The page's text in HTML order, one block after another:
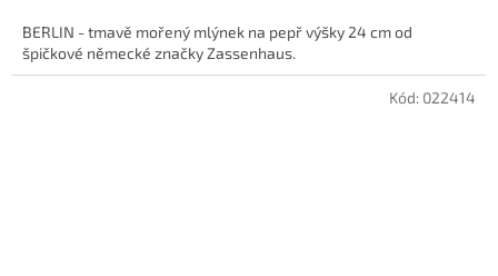
z
5
hvězdiček.
BERLIN - tmavě mořený mlýnek na pepř výšky 24 cm od
špičkové německé značky Zassenhaus.
Kód: 022414